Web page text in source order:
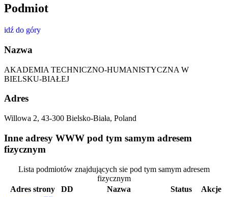
Podmiot
idź do góry
Nazwa
AKADEMIA TECHNICZNO-HUMANISTYCZNA W
BIELSKU-BIAŁEJ
Adres
Willowa 2, 43-300 Bielsko-Biała, Poland
Inne adresy WWW pod tym samym adresem
fizycznym
Lista podmiotów znajdujących sie pod tym samym adresem
fizycznym
Adres strony
DD Nazwa Status
Akcje